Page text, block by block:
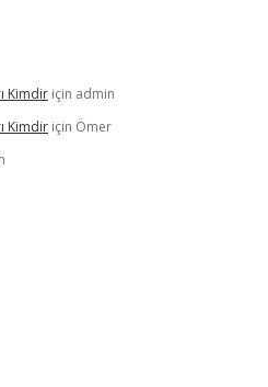
Kimdir için admin
Kimdir için Ömer